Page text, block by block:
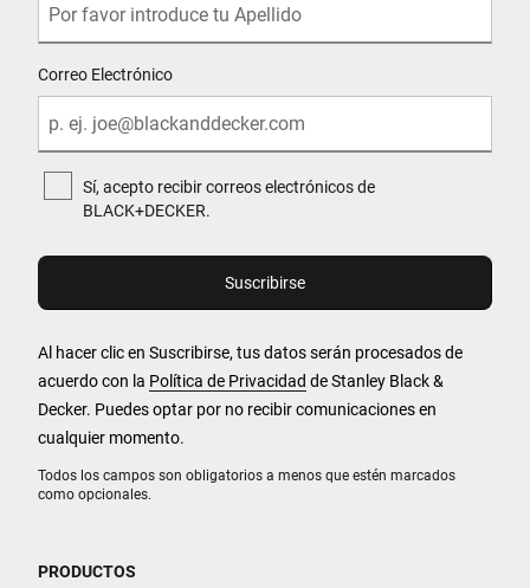
Todos los campos son obligatorios a menos que estén marcados
como opcionales.
Correo Electrónico
Sí, acepto recibir correos electrónicos de
BLACK+DECKER.
Al hacer clic en Suscribirse, tus datos serán procesados de
acuerdo con la Política de Privacidad de Stanley Black &
Decker. Puedes optar por no recibir comunicaciones en
cualquier momento.
PRODUCTOS